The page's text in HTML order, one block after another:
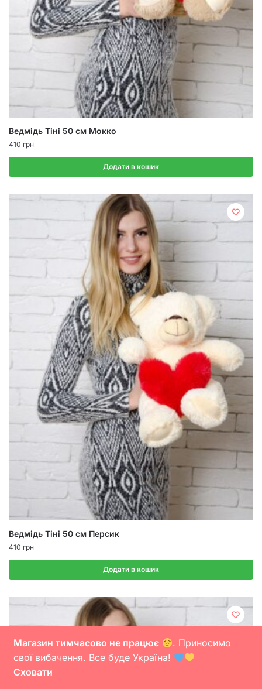
Магазин тимчасово не працює
. Приносимо
свої вибачення. Все буде Україна!
Сховати
Ведмідь Тіні 50 см Мокко
410 грн
Додати в кошик
Ведмідь Тіні 50 см Персик
410 грн
Додати в кошик